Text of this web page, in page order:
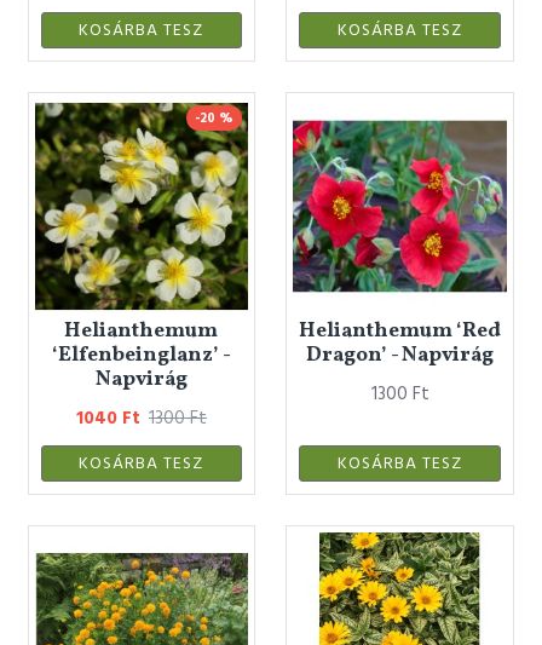
KOSÁRBA TESZ KOSÁRBA TESZ
-20 %
Helianthemum
‘Elfenbeinglanz’ -
Napvirág
1040 Ft 1300 Ft
KOSÁRBA TESZ
Helianthemum ‘Red
Dragon’ - Napvirág
1300 Ft
KOSÁRBA TESZ